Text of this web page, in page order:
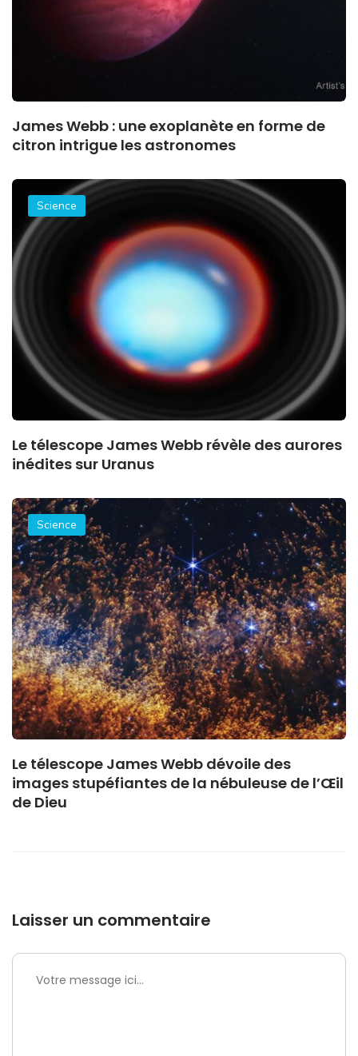
James Webb : une exoplanète en forme de
citron intrigue les astronomes
Science
Le télescope James Webb révèle des aurores
inédites sur Uranus
Science
Le télescope James Webb dévoile des
images stupéfiantes de la nébuleuse de l’Œil
de Dieu
Laisser un commentaire